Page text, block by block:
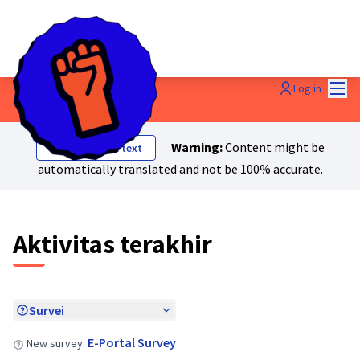
Log in
Last activities
Show original text Warning:Content might be
automatically translated and not be 100% accurate.
Aktivitas terakhir
Survei
New survey: E-Portal Survey